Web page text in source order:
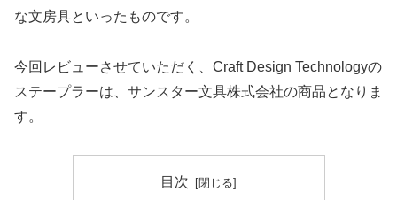
な文房具といったものです。
今回レビューさせていただく、Craft Design Technologyの
ステープラーは、サンスター文具株式会社の商品となりま
す。
目次